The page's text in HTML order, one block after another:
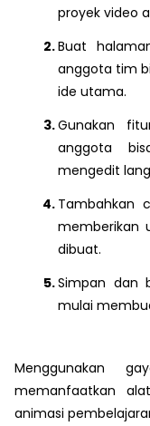
proyek video
Buat
anggota tim
ide utama.
Gunakan
anggota
mengedit
Tambahkan
memberikan
dibuat.
Simpan dan
mulai
Menggunakan
memanfaatkan
animasi